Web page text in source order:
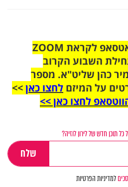
הצטרפו לקבוצת הוואטסאפ לקראת ZOOM
השבוע הקרוב
כהן שליט"א. מספר
על המיזם לחצו כאן>>
לחצו כאן >>
תוכן חדש של לירון לוזיה?
למדיניות הפרטיות